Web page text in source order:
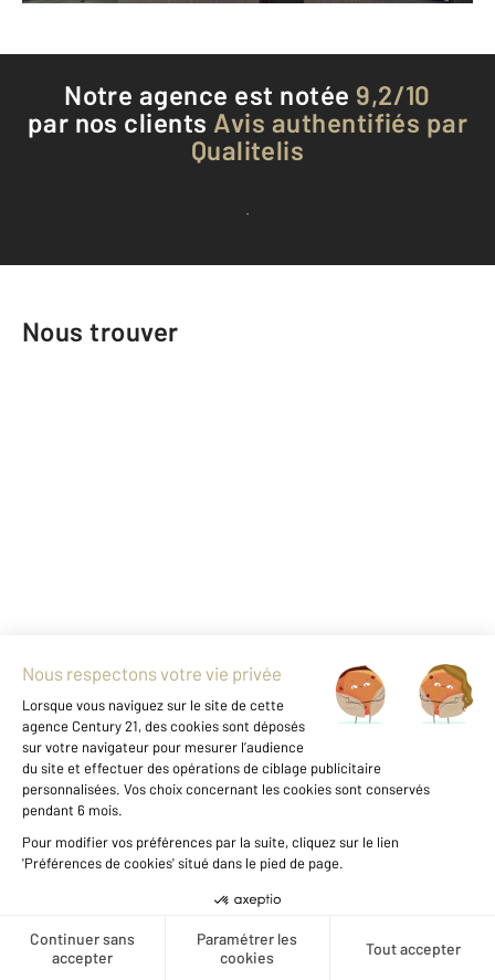
Créer une alerte
Notre agence est notée 9,2/10
par nos clients Avis authentifiés par
Qualitelis
Voir tous les avis clients
Nous trouver
Parlons de vous, parlons biens